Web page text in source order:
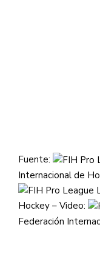
Fuente:
Internacional de
Hockey – Video:
Federación